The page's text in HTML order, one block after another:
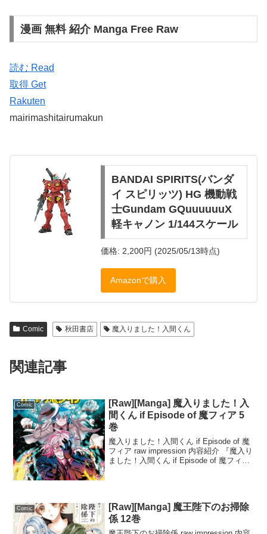
漫画 無料 紹介 Manga Free Raw
読む Read
取得 Get
Rakuten
mairimashitairumakun
BANDAI SPIRITS(バンダ
イ スピリッツ) HG 機動戦
士Gundam GQuuuuuuX
軽キャノン 1/144スケール
価格: 2,200円 (2025/05/13時点)
Amazonで購入
Comic 秋田書店 魔入りました！入間くん
関連記事
Comic
[Raw][Manga] 魔入りました！入
間くん if Episode of 魔フィア 5
巻
魔入りました！入間くん if Episode of 魔
フィア raw impression 内容紹介 『魔入り
ました！入間くん if Episode of 魔フィア
Comic
[Raw][Manga] 魔王陛下のお掃除
係 12巻